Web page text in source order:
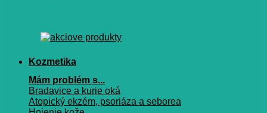
Kozmetika
Mám problém s...
Bradavice a kurie oká
Atopický ekzém, psoriáza a seborea